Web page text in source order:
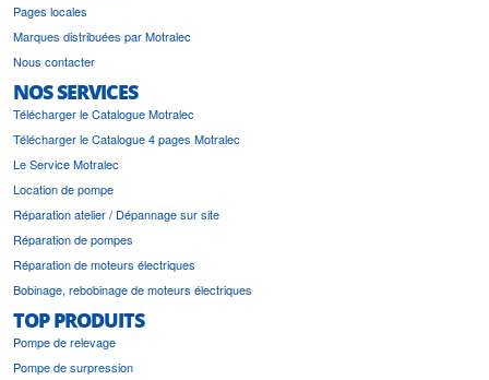
Pages locales
Marques distribuées par Motralec
Nous contacter
NOS SERVICES
Télécharger le Catalogue Motralec
Télécharger le Catalogue 4 pages Motralec
Le Service Motralec
Location de pompe
Réparation atelier / Dépannage sur site
Réparation de pompes
Réparation de moteurs électriques
Bobinage, rebobinage de moteurs électriques
TOP PRODUITS
Pompe de relevage
Pompe de surpression